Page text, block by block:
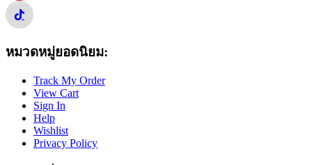
หมวดหมู่ยอดนิยม:
Track My Order
View Cart
Sign In
Help
Wishlist
Privacy Policy